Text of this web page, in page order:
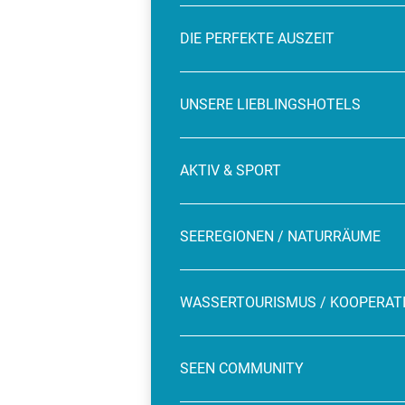
DIE PERFEKTE AUSZEIT
UNSERE LIEBLINGSHOTELS
AKTIV & SPORT
SEEREGIONEN / NATURRÄUME
WASSERTOURISMUS /
SEEN COMMUNITY